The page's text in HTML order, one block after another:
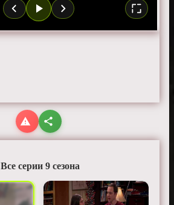
Все серии 9 сезона